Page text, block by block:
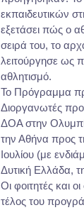
εκπαιδευτικών
εξετάσει πώς ο
σειρά του, το
λειτούργησε ως
αθλητισμό.
Το Πρόγραμμα
Διοργανωτές
ΔΟΑ στην
την Αθήνα προς
Ιουλίου (με
Δυτική Ελλάδα,
Οι φοιτητές και
τέλος του